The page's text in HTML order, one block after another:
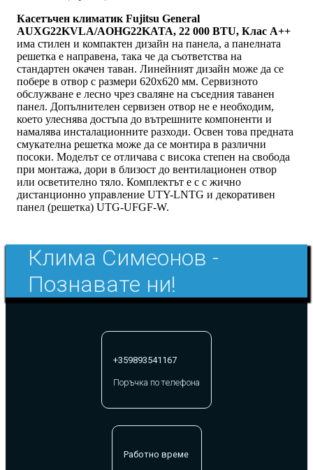
Касетъчен климатик Fujitsu General
AUXG22KVLA/AOHG22KATA, 22 000 BTU, Клас А++
има стилен и компактен дизайн на панела, а панелната
решетка е направена, така че да съответства на
стандартен окачен таван. Линейният дизайн може да се
побере в отвор с размери 620х620 мм. Сервизното
обслужване е лесно чрез сваляне на съседния таванен
панел. Допълнителен сервизен отвор не е необходим,
което улеснява достъпа до вътрешните компоненти и
намалява инсталационните разходи. Освен това предната
смукателна решетка може да се монтира в различни
посоки. Моделът се отличава с висока степен на свобода
при монтажа, дори в близост до вентилационен отвор
или осветително тяло. Комплектът е с с жично
дистанционно управление UTY-LNTG и декоративен
панел (решетка) UTG-UFGF-W.
Клима Симеонов -
Познавате ни!
+359893541167
Поръчка по телефона
Работно време